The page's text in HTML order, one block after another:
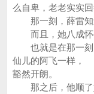
么自卑，老老实实
那一刻，薛雷知
而且，她八成怀
也就是在那一刻
仙儿的阿飞一样，
豁然开朗。
那之后，他顺了